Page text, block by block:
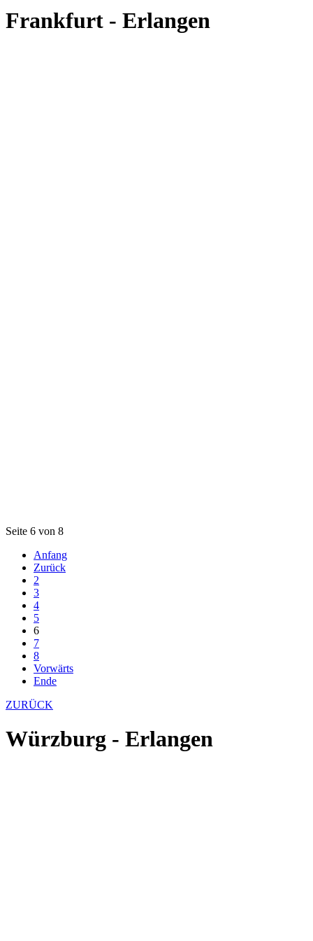
Frankfurt - Erlangen
Seite 6 von 8
Anfang
Zurück
2
3
4
5
6
7
8
Vorwärts
Ende
ZURÜCK
Würzburg - Erlangen